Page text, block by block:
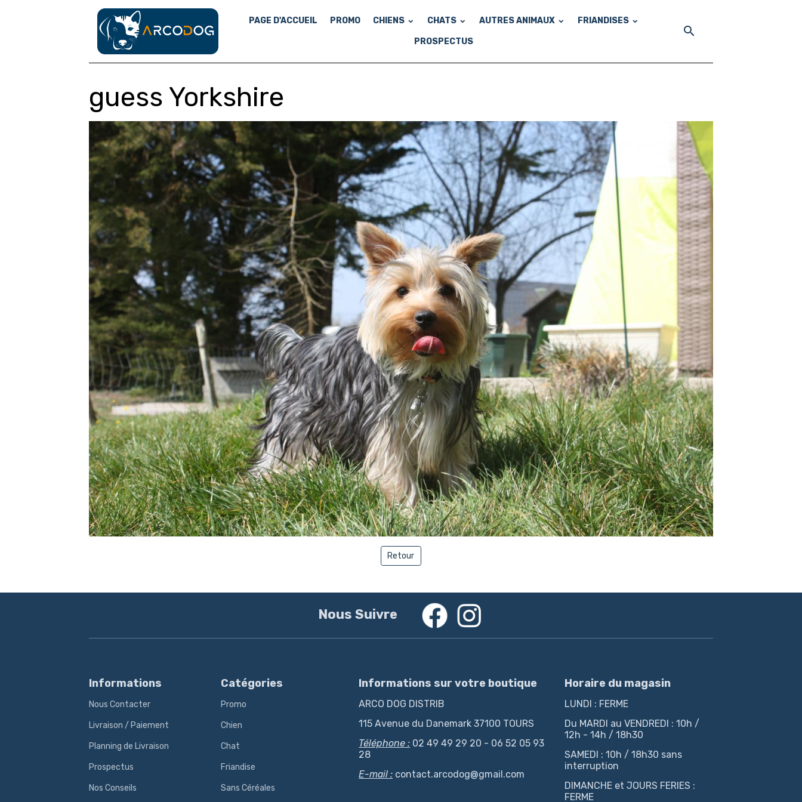
PAGE D'ACCUEIL PROMO CHIENS CHATS AUTRES ANIMAUX FRIANDISES
PROSPECTUS
guess Yorkshire
Retour
Nous Suivre
Informations
Nous Contacter
Livraison / Paiement
Planning de Livraison
Prospectus
Nos Conseils
Catégories
Promo
Chien
Chat
Friandise
Sans Céréales
Informations sur votre boutique
ARCO DOG DISTRIB
115 Avenue du Danemark 37100 TOURS
Téléphone : 02 49 49 29 20 - 06 52 05 93
28
E-mail : contact.arcodog@gmail.com
Horaire du magasin
LUNDI : FERME
Du MARDI au VENDREDI : 10h /
12h - 14h / 18h30
SAMEDI : 10h / 18h30 sans
interruption
DIMANCHE et JOURS FERIES :
FERME